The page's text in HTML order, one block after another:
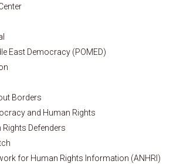
East Democracy (POMED)
Borders
and Human Rights
Rights Defenders
for Human Rights Information (ANHRI)